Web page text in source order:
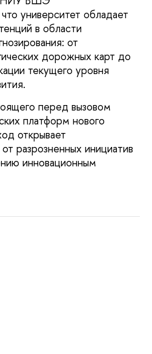
университет обладает
в области
от
дорожных карт до
текущего уровня
перед вызовом
платформ нового
открывает
разрозненных инициатив
инновационным